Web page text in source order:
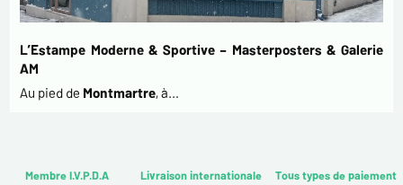
L’Estampe Moderne & Sportive – Masterposters & Galerie
AM
Au pied de Montmartre, à…
Membre I.V.P.D.A Livraison internationale Tous types de paiement